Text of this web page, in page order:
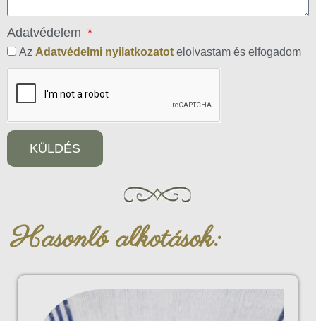
Adatvédelem
Az Adatvédelmi nyilatkozatot elolvastam és elfogadom
KÜLDÉS
Hasonló alkotások: